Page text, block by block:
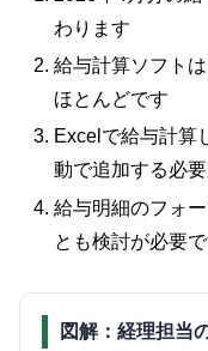
わります
給与計算ソフト
ほとんどです
Excelで給与計算
動で追加する必
給与明細のフォ
とも検討が必要
図解：経理担当